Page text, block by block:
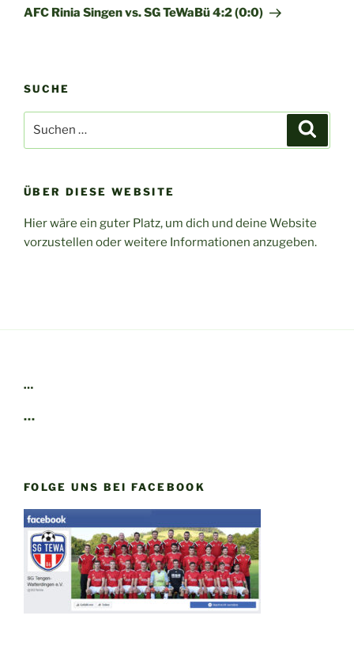
Beitrag
AFC Rinia Singen vs. SG TeWaBü 4:2 (0:0)
SUCHE
nach:
ÜBER DIESE WEBSITE
Hier wäre ein guter Platz, um dich und deine Website
vorzustellen oder weitere Informationen anzugeben.
…
…
FOLGE UNS BEI FACEBOOK